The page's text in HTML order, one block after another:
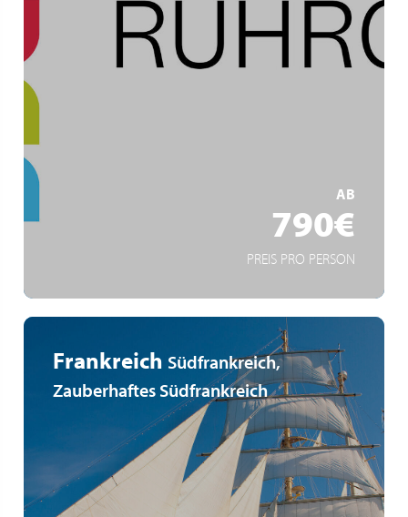
AB
790€
PREIS PRO PERSON
Frankreich Südfrankreich,
Zauberhaftes Südfrankreich